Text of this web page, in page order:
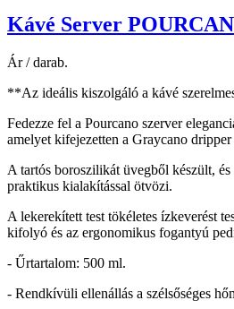
Kávé Server
Ár / darab.
**Az ideális kiszolgáló a kávé
Fedezze fel a Pourcano szerver
amelyet kifejezetten a Graycano dripper
A tartós boroszilikát üvegből készült,
praktikus kialakítással ötvözi.
A lekerekített test tökéletes ízkeverést
kifolyó és az ergonomikus fogantyú
- Űrtartalom: 500 ml.
- Rendkívüli ellenállás a szélsőséges